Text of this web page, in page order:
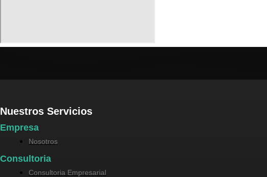
Nuestros Servicios
Empresa
Nosotros
Consultoria
Consultoria Empresarial